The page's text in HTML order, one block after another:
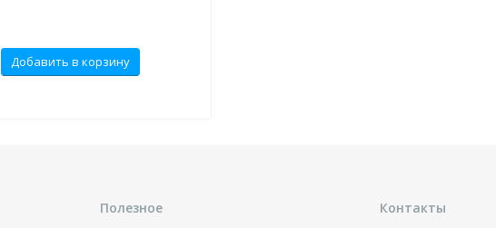
Добавить в корзину
Полезное
Контакты